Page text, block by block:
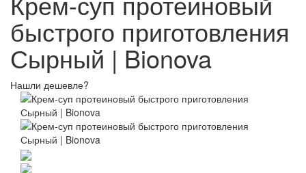
быстрого приготовления
Сырный | Bionova
Нашли дешевле?